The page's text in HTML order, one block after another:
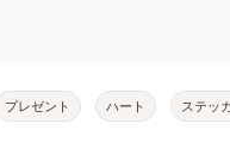
プレゼント ハート ステッ